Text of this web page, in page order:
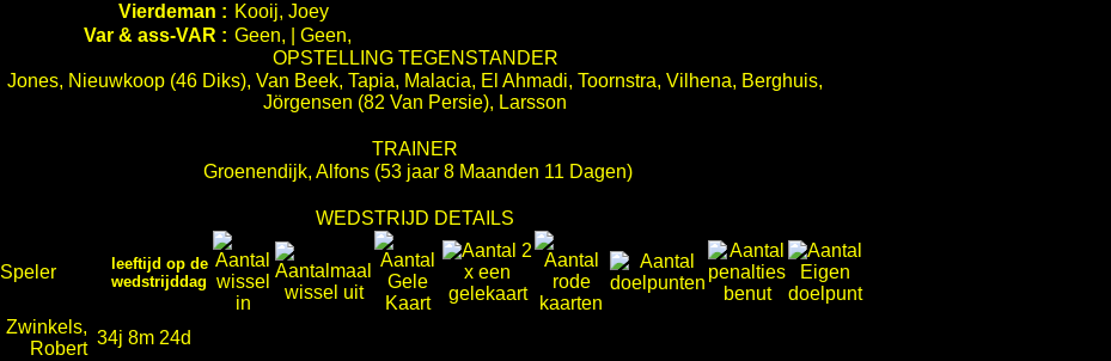
Vierdeman : Kooij, Joey
Var & ass-VAR : Geen, | Geen,
OPSTELLING TEGENSTANDER
Jones, Nieuwkoop (46 Diks), Van Beek, Tapia, Malacia, El Ahmadi, Toornstra, Vilhena, Berghuis,
Jörgensen (82 Van Persie), Larsson
TRAINER
Groenendijk, Alfons (53 jaar 8 Maanden 11 Dagen)
WEDSTRIJD DETAILS
Speler
leeftijd op de
wedstrijddag
Zwinkels,
Robert
34j 8m 24d